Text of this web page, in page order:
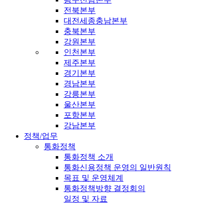
전북본부
대전세종충남본부
충북본부
강원본부
인천본부
제주본부
경기본부
경남본부
강릉본부
울산본부
포항본부
강남본부
정책/업무
통화정책
통화정책 소개
통화신용정책 운영의 일반원칙
목표 및 운영체계
통화정책방향 결정회의
일정 및 자료